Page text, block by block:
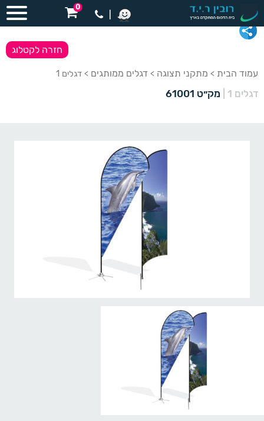
0
עמוד הבית > מתקני תצוגה > דגלים ממותגים > דגלים 1
דגלים 1 מק״ט 61001
חזרה לקטלוג